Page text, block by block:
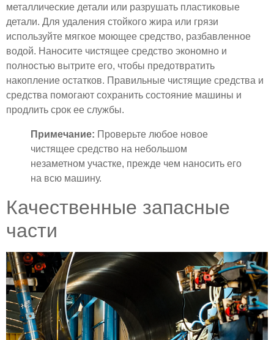
металлические детали или разрушать пластиковые
детали. Для удаления стойкого жира или грязи
используйте мягкое моющее средство, разбавленное
водой. Наносите чистящее средство экономно и
полностью вытрите его, чтобы предотвратить
накопление остатков. Правильные чистящие средства и
средства помогают сохранить состояние машины и
продлить срок ее службы.
Примечание: Проверьте любое новое
чистящее средство на небольшом
незаметном участке, прежде чем наносить его
на всю машину.
Качественные запасные
части